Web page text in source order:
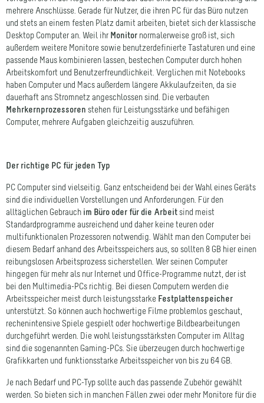
und stets an einem festen Platz damit arbeiten, bietet sich der klassische
Desktop Computer an. Weil ihrMonitornormalerweise groß ist, sich
außerdem weitere Monitore sowie benutzerdefinierte Tastaturen und eine
passende Maus kombinieren lassen, bestechen Computer durch hohen
Arbeitskomfort und Benutzerfreundlichkeit. Verglichen mit Notebooks
haben Computer und Macs außerdem längere Akkulaufzeiten, da sie
dauerhaft ans Stromnetz angeschlossen sind. Die verbauten
Mehrkernprozessorenstehen für Leistungsstärke und befähigen
Computer, mehrere Aufgaben gleichzeitig auszuführen.
sind die individuellen Vorstellungen und Anforderungen. Für den
alltäglichen Gebrauchim Büro oder für die Arbeitsind meist
Standardprogramme ausreichend und daher keine teuren oder
multifunktionalen Prozessoren notwendig. Wählt man den Computer bei
diesem Bedarf anhand des Arbeitsspeichers aus, so sollten 8 GB hier einen
reibungslosen Arbeitsprozess sicherstellen. Wer seinen Computer
hingegen für mehr als nur Internet und Office-Programme nutzt, der ist
bei den Multimedia-PCs richtig. Bei diesen Computern werden die
Arbeitsspeicher meist durch leistungsstarkeFestplattenspeicher
unterstützt. So können auch hochwertige Filme problemlos geschaut,
rechenintensive Spiele gespielt oder hochwertige Bildbearbeitungen
durchgeführt werden. Die wohl leistungsstärksten Computer im Alltag
sind die sogenannten Gaming-PCs. Sie überzeugen durch hochwertige
Grafikkarten und funktionsstarke Arbeitsspeicher von bis zu 64 GB.
werden. So bieten sich in manchen Fällen zwei oder mehr Monitore für die
Arbeit oder ein großer Curved-Monitor für erstklassige Filmerlebnisse an.